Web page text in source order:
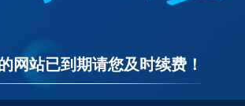
网站已到期请您及时续费！